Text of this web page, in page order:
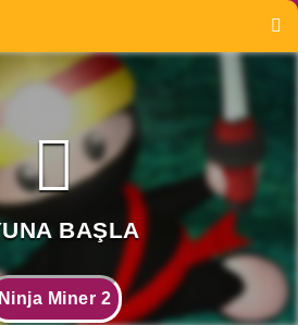
Ninja Miner 2